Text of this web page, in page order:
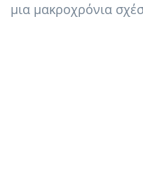
μια μακροχρόνια